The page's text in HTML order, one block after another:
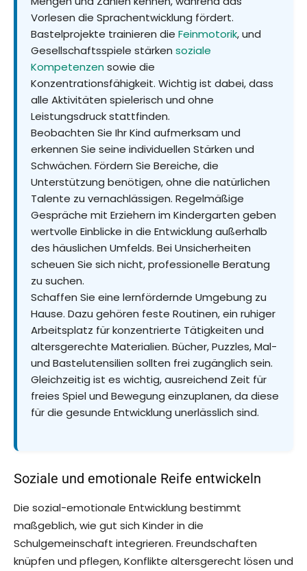
Vorlesen die Sprachentwicklung fördert.
Bastelprojekte trainieren die Feinmotorik, und
Gesellschaftsspiele stärken soziale
Kompetenzen sowie die
Konzentrationsfähigkeit. Wichtig ist dabei, dass
alle Aktivitäten spielerisch und ohne
Leistungsdruck stattfinden.
Beobachten Sie Ihr Kind aufmerksam und
erkennen Sie seine individuellen Stärken und
Schwächen. Fördern Sie Bereiche, die
Unterstützung benötigen, ohne die natürlichen
Talente zu vernachlässigen. Regelmäßige
Gespräche mit Erziehern im Kindergarten geben
wertvolle Einblicke in die Entwicklung außerhalb
des häuslichen Umfelds. Bei Unsicherheiten
scheuen Sie sich nicht, professionelle Beratung
zu suchen.
Schaffen Sie eine lernfördernde Umgebung zu
Hause. Dazu gehören feste Routinen, ein ruhiger
Arbeitsplatz für konzentrierte Tätigkeiten und
altersgerechte Materialien. Bücher, Puzzles, Mal-
und Bastelutensilien sollten frei zugänglich sein.
Gleichzeitig ist es wichtig, ausreichend Zeit für
freies Spiel und Bewegung einzuplanen, da diese
für die gesunde Entwicklung unerlässlich sind.
Soziale und emotionale Reife entwickeln
Die sozial-emotionale Entwicklung bestimmt
maßgeblich, wie gut sich Kinder in die
Schulgemeinschaft integrieren. Freundschaften
knüpfen und pflegen, Konflikte altersgerecht lösen und